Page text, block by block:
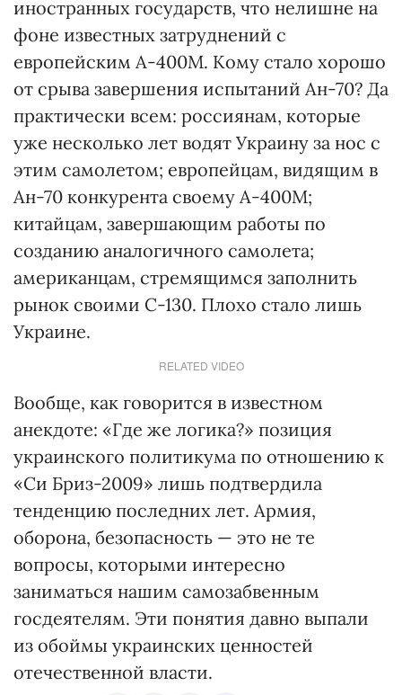
иностранных государств, что нелишне на
фоне известных затруднений с
европейским А-400М. Кому стало хорошо
от срыва завершения испытаний Ан-70? Да
практически всем: россиянам, которые
уже несколько лет водят Украину за нос с
этим самолетом; европейцам, видящим в
Ан-70 конкурента своему А-400М;
китайцам, завершающим работы по
созданию аналогичного самолета;
американцам, стремящимся заполнить
рынок своими С-130. Плохо стало лишь
Украине.
RELATED VIDEO
Вообще, как говорится в известном
анекдоте: «Где же логика?» позиция
украинского политикума по отношению к
«Си Бриз-2009» лишь подтвердила
тенденцию последних лет. Армия,
оборона, безопасность — это не те
вопросы, которыми интересно
заниматься нашим самозабвенным
госдеятелям. Эти понятия давно выпали
из обоймы украинских ценностей
отечественной власти.